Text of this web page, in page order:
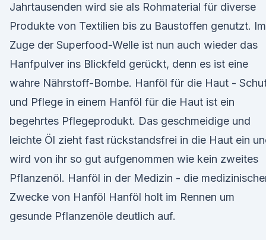
Jahrtausenden wird sie als Rohmaterial für diverse
Produkte von Textilien bis zu Baustoffen genutzt. Im
Zuge der Superfood-Welle ist nun auch wieder das
Hanfpulver ins Blickfeld gerückt, denn es ist eine
wahre Nährstoff-Bombe. Hanföl für die Haut -
und Pflege in einem Hanföl für die Haut ist ein
begehrtes Pflegeprodukt. Das geschmeidige und
leichte Öl zieht fast rückstandsfrei in die Haut ein
wird von ihr so gut aufgenommen wie kein zweites
Pflanzenöl. Hanföl in der Medizin - die
Zwecke von Hanföl Hanföl holt im Rennen um
gesunde Pflanzenöle deutlich auf.